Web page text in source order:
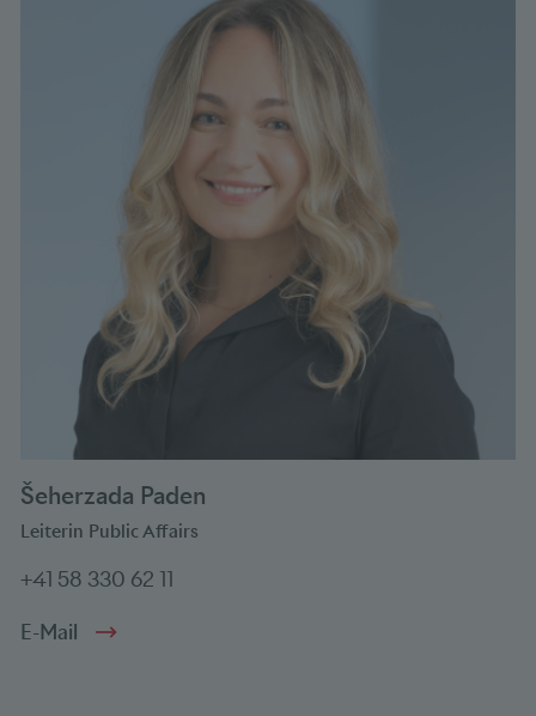
Šeherzada Paden
Leiterin Public Affairs
+41 58 330 62 11
E-Mail